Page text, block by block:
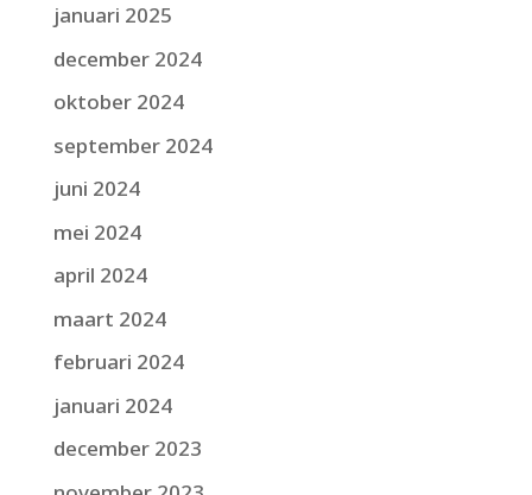
januari 2025
december 2024
oktober 2024
september 2024
juni 2024
mei 2024
april 2024
maart 2024
februari 2024
januari 2024
december 2023